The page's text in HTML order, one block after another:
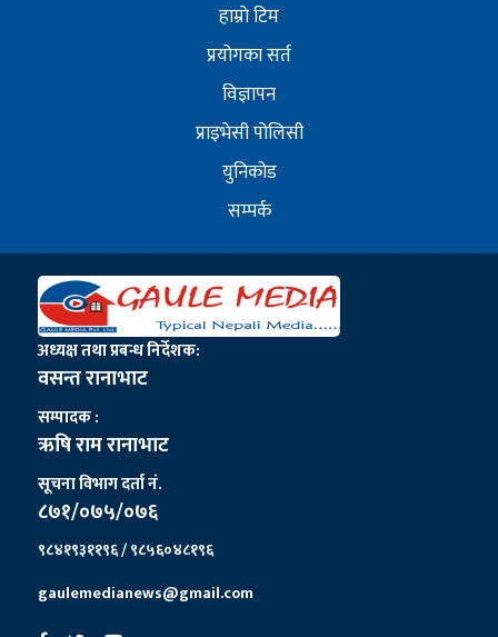
हाम्राे टिम
प्रयोगका सर्त
विज्ञापन
प्राइभेसी पोलिसी
युनिकोड
सम्पर्क
अध्यक्ष तथा प्रबन्ध निर्देशक:
वसन्त रानाभाट
सम्पादक :
ऋषि राम रानाभाट
सूचना विभाग दर्ता नं.
८७१/०७५/०७६
९८४१९३११९६ / ९८५६०४८१९६
gaulemedianews@gmail.com